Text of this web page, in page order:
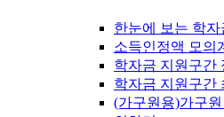
한눈에 보는 학
소득인정액 모의
학자금 지원구간
학자금 지원구간
(가구원용)가구